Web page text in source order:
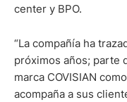
center y BPO.
“La compañía ha
próximos años; parte
marca COVISIAN
acompaña a sus